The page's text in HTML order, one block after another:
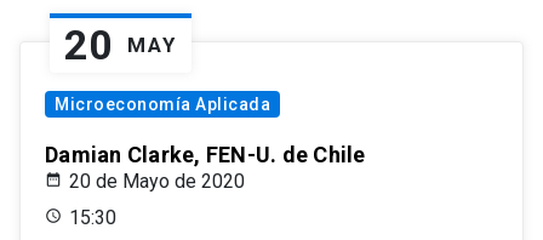
20 MAY
Microeconomía Aplicada
Damian Clarke, FEN-U. de Chile
20 de Mayo de 2020
15:30